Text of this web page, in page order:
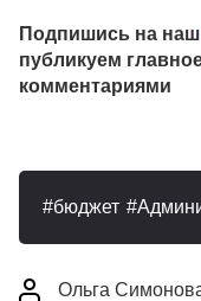
Подпишись на наш
публикуем
комментариями
бюджет
Ольга